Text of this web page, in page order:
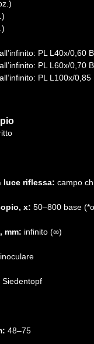
PL L40x/0,60
PL L60x/0,70
PL L100х/
luce riflessa: campo
x: 50–800 base
mm: infinito (∞)
Siedentopf
48–75